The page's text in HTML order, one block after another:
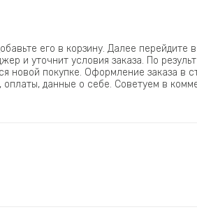
его в корзину. Далее перейдите
и уточнит условия заказа. По
новой покупке. Оформление заказа
данные о себе. Советуем в